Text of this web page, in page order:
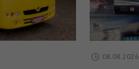
08.08.2026